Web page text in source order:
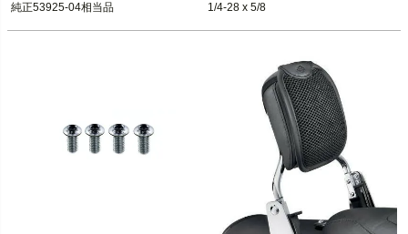
V-TWIN（V-ツイン）
純正53925-04相当品
1/4-28 x 5/8